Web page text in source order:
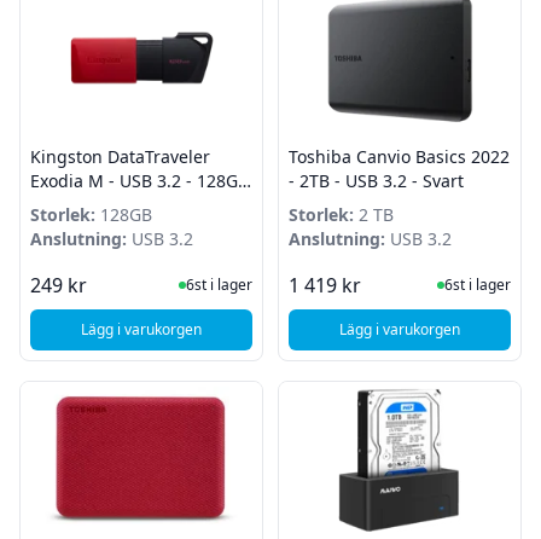
Kingston DataTraveler
Exodia M - USB 3.2 - 128GB
- Röd
Storlek: 128GB
Anslutning: USB 3.2
249 kr I Lager
6st i lager
Lägg i varukorgen, Kingston DataTraveler Exodia M - USB 3.2 - 128GB - Röd
Toshiba Canvio Basics 2022
- 2TB - USB 3.2 - Svart
Storlek: 2 TB
Anslutning: USB 3.2
1 419 kr I Lager
6st i lager
Lägg i varukorgen
, Toshiba Canvio